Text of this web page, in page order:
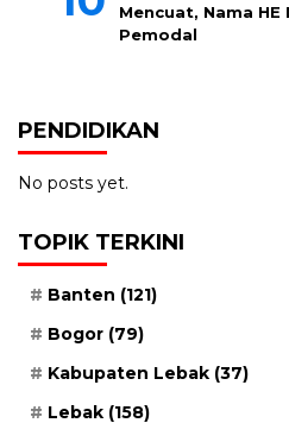
Mencuat, Nama
Pemodal
PENDIDIKAN
No posts yet.
TOPIK TERKINI
Banten (121)
Bogor (79)
Kabupaten Lebak (37)
Lebak (158)